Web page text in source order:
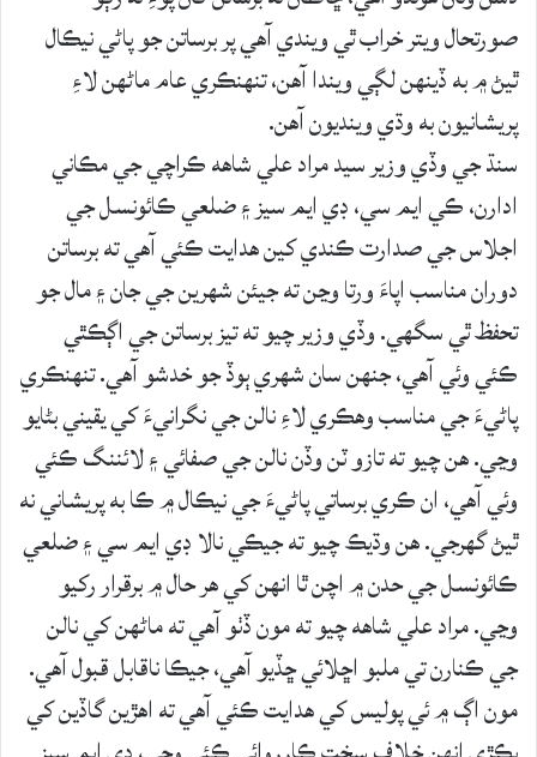
صورتحال ويتر خراب ٿي ويندي آهي پر برساتن جو پاڻي نيڪال
ٿيڻ ۾ به ڏينهن لڳي ويندا آهن، تنهنڪري عام ماڻهن لاءِ
پريشانيون به وڌي وينديون آهن.
سنڌ جي وڏي وزير سيد مراد علي شاهه ڪراچي جي مڪاني
ادارن، ڪي ايم سي، ڊي ايم سيز ۽ ضلعي ڪائونسل جي
اجلاس جي صدارت ڪندي کين هدايت ڪئي آهي ته برساتن
دوران مناسب اپاءَ ورتا وڃن ته جيئن شهرين جي جان ۽ مال جو
تحفظ ٿي سگهي. وڏي وزير چيو ته تيز برساتن جي اڳڪٿي
ڪئي وئي آهي، جنهن سان شهري ٻوڏ جو خدشو آهي. تنهنڪري
پاڻيءَ جي مناسب وهڪري لاءِ نالن جي نگرانيءَ کي يقيني بڻايو
وڃي. هن چيو ته تازو ٽن وڏن نالن جي صفائي ۽ لائننگ ڪئي
وئي آهي، ان ڪري برساتي پاڻيءَ جي نيڪال ۾ ڪا به پريشاني نه
ٿيڻ گهرجي. هن وڌيڪ چيو ته جيڪي نالا ڊي ايم سي ۽ ضلعي
ڪائونسل جي حدن ۾ اچن ٿا انهن کي هر حال ۾ برقرار رکيو
وڃي. مراد علي شاهه چيو ته مون ڏٺو آهي ته ماڻهن کي نالن
جي ڪنارن تي ملبو اڇلائي ڇڏيو آهي، جيڪا ناقابل قبول آهي.
مون اڳ ۾ ئي پوليس کي هدايت ڪئي آهي ته اهڙين گاڏين کي